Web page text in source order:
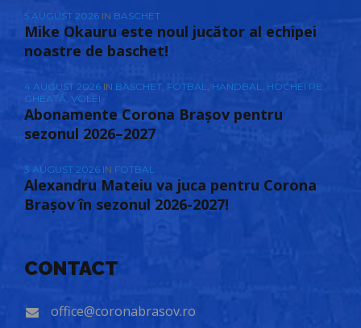
5 AUGUST 2026 IN BASCHET
Mike Okauru este noul jucător al echipei
noastre de baschet!
4 AUGUST 2026 IN BASCHET FOTBAL HANDBAL
HOCHEI PE
GHEAȚĂ VOLEI
Abonamente Corona Brașov pentru
sezonul 2026–2027
3 AUGUST 2026 IN FOTBAL
Alexandru Mateiu va juca pentru Corona
Brașov în sezonul 2026-2027!
CONTACT
office@coronabrasov.ro